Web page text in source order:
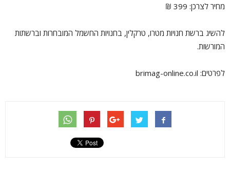
מחיר לצרכן: 399 ₪
להשיג ברשת חנויות מטרו, טרקלין, בחנויות החשמל המובחרות וברשתות
המורשות.
לפרטים: brimag-online.co.il